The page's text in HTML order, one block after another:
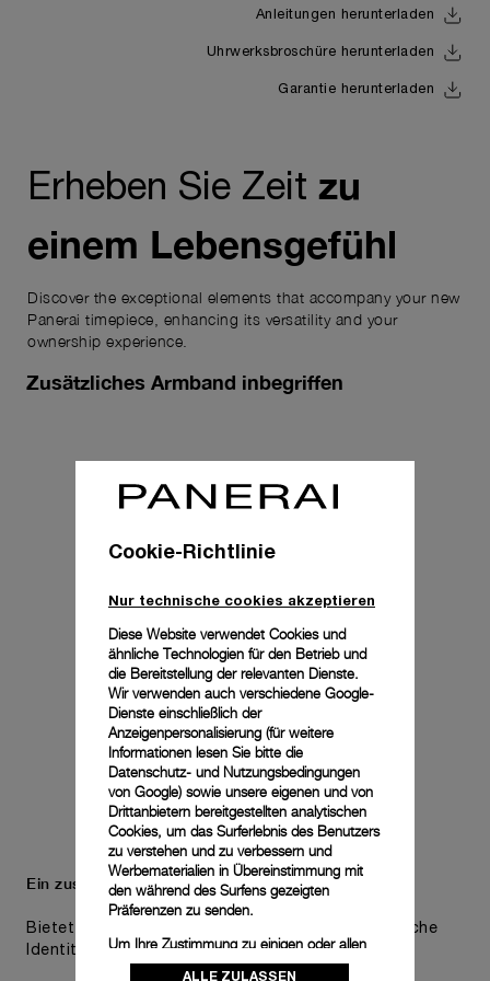
Anleitungen herunterladen
Uhrwerksbroschüre herunterladen
Garantie herunterladen
Erheben Sie Zeit zu
einem Lebensgefühl
Discover the exceptional elements that accompany your new
Panerai timepiece, enhancing its versatility and your
ownership experience.
Zusätzliches Armband inbegriffen
Ein zusätzliches Armband ist inbegriffen.
Bietet praktische Vielseitigkeit, ohne die ästhetische
Identität der Uhr zu beeinträchtigen.
Cookie-Richtlinie
Nur technische cookies akzeptieren
Diese Website verwendet Cookies und
ähnliche Technologien für den Betrieb und
die Bereitstellung der relevanten Dienste.
Wir verwenden auch verschiedene Google-
Dienste einschließlich der
Anzeigenpersonalisierung (für weitere
Informationen lesen Sie bitte die
Datenschutz- und Nutzungsbedingungen
von Google) sowie unsere eigenen und von
Drittanbietern bereitgestellten analytischen
Cookies, um das Surferlebnis des Benutzers
zu verstehen und zu verbessern und
Werbematerialien in Übereinstimmung mit
den während des Surfens gezeigten
Präferenzen zu senden.
Um Ihre Zustimmung zu einigen oder allen
Cookies zu ändern oder zu widerrufen,
ALLE ZULASSEN